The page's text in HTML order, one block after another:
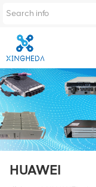
HUAWEI